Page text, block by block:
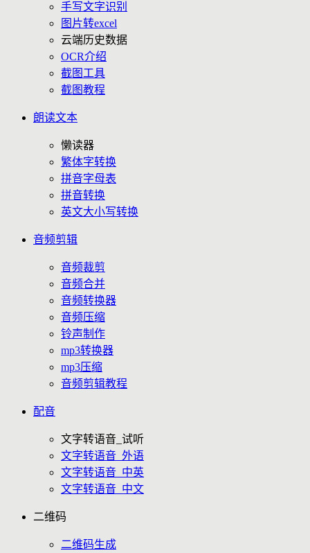
手写文字识别
图片转excel
云端历史数据
OCR介绍
截图工具
截图教程
朗读文本
懒读器
繁体字转换
拼音字母表
拼音转换
英文大小写转换
音频剪辑
音频裁剪
音频合并
音频转换器
音频压缩
铃声制作
mp3转换器
mp3压缩
音频剪辑教程
配音
文字转语音_试听
文字转语音_外语
文字转语音_中英
文字转语音_中文
二维码
二维码生成